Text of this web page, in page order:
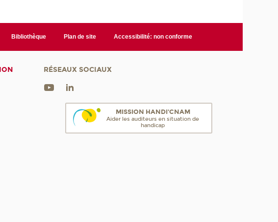
Bibliothèque Plan de site Accessibilité: non conforme
RÉSEAUX SOCIAUX
MISSION HANDI'CNAM
Aider les auditeurs en situation de
handicap